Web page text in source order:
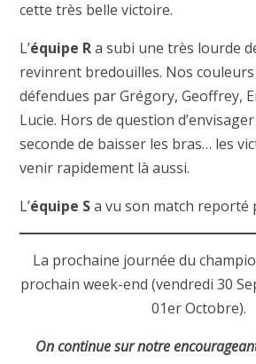
cette très belle victoire.
L’équipe Ra subi une très lourde
revinrent bredouilles. Nos
défendues par Grégory, Geoffrey,
Lucie. Hors de question
seconde de baisser les bras… les
venir rapidement là aussi.
L’équipe Sa vu son match reporté
La prochaine journée du
prochain week-end (vendredi 30
01er Octobre).
On continue sur notre